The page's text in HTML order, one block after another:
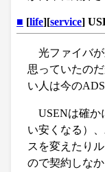
■ [life][service]
光ファイバ
思っていたの
い人は今の
USENは確か
い安くなる）
スを変えたり
ので契約しなか